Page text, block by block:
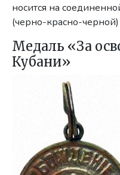
носится на
(черно-красно-
Медаль «За
Кубани»